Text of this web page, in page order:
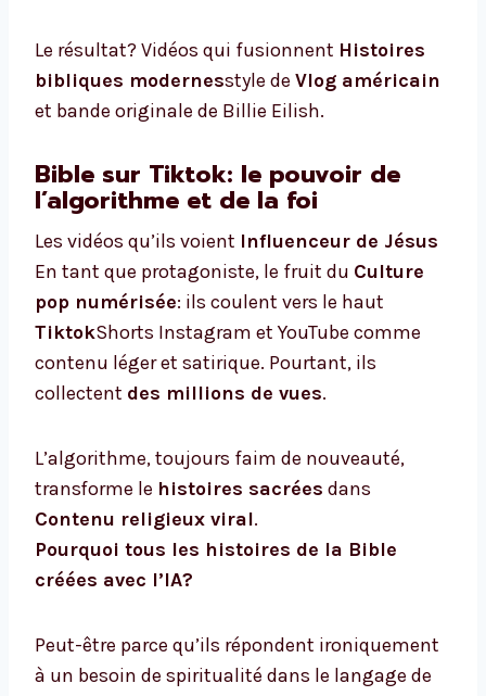
Le résultat? Vidéos qui fusionnent Histoires
bibliques modernesstyle de Vlog américain
et bande originale de Billie Eilish.
Bible sur Tiktok: le pouvoir de
l’algorithme et de la foi
Les vidéos qu’ils voient Influenceur de Jésus
En tant que protagoniste, le fruit du Culture
pop numérisée: ils coulent vers le haut
TiktokShorts Instagram et YouTube comme
contenu léger et satirique. Pourtant, ils
collectent des millions de vues.
L’algorithme, toujours faim de nouveauté,
transforme le histoires sacrées dans
Contenu religieux viral.
Pourquoi tous les histoires de la Bible
créées avec l’IA?
Peut-être parce qu’ils répondent ironiquement
à un besoin de spiritualité dans le langage de